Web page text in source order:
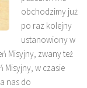
obchodzimy już
po raz kolejny
ustanowiony w
Misyjny, zwany też
Misyjny, w czasie
nas do